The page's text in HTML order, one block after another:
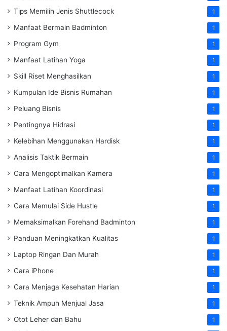
Tips Memilih Jenis Shuttlecock 1
Manfaat Bermain Badminton 1
Program Gym 1
Manfaat Latihan Yoga 1
Skill Riset Menghasilkan 1
Kumpulan Ide Bisnis Rumahan 1
Peluang Bisnis 1
Pentingnya Hidrasi 1
Kelebihan Menggunakan Hardisk 1
Analisis Taktik Bermain 1
Cara Mengoptimalkan Kamera 1
Manfaat Latihan Koordinasi 1
Cara Memulai Side Hustle 1
Memaksimalkan Forehand Badminton 1
Panduan Meningkatkan Kualitas 1
Laptop Ringan Dan Murah 1
Cara iPhone 1
Cara Menjaga Kesehatan Harian 1
Teknik Ampuh Menjual Jasa 1
Otot Leher dan Bahu 1